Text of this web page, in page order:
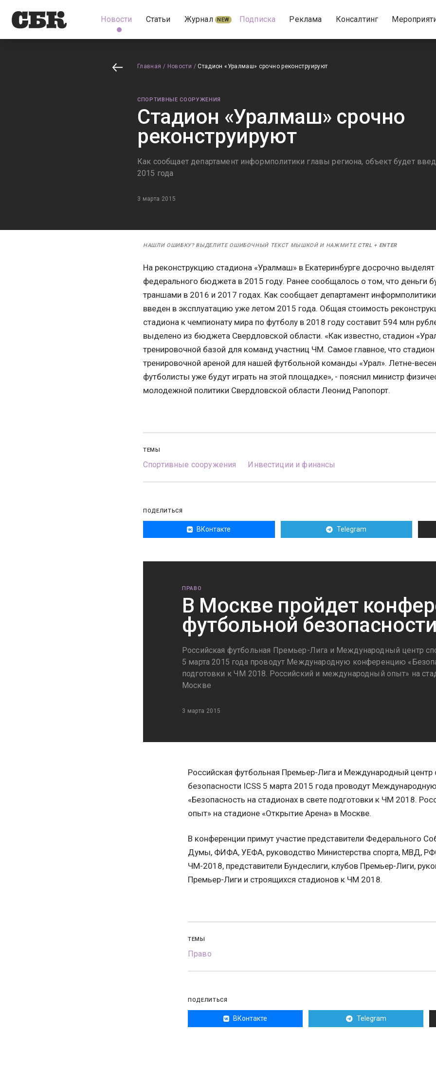
Новости Статьи Журнал NEW Подписка Реклама Консалтинг
Главная / Новости / Стадион «Уралмаш» срочно реконструируют
СПОРТИВНЫЕ СООРУЖЕНИЯ
Стадион «Уралмаш» срочно
реконструируют
Как сообщает департамент информполитики главы региона, объект будет
2015 года
3 марта 2015
НАШЛИ ОШИБКУ? ВЫДЕЛИТЕ ОШИБОЧНЫЙ ТЕКСТ МЫШКОЙ И НАЖМИТЕ CTRL + ENTER
На реконструкцию стадиона «Уралмаш» в Екатеринбурге досрочно
федерального бюджета в 2015 году. Ранее сообщалось о том, что деньги
траншами в 2016 и 2017 годах. Как сообщает департамент
введен в эксплуатацию уже летом 2015 года. Общая стоимость
стадиона к чемпионату мира по футболу в 2018 году составит 594 млн
выделено из бюджета Свердловской области. «Как известно, стадион
тренировочной базой для команд участниц ЧМ. Самое главное, что стадион
тренировочной ареной для нашей футбольной команды «Урал». Летне-
футболисты уже будут играть на этой площадке», - пояснил министр
молодежной политики Свердловской области Леонид Рапопорт.
ТЕМЫ
Спортивные сооружения Инвестиции и финансы
ПОДЕЛИТЬСЯ
ВКонтакте Telegram
ПРАВО
В Москве пройдет
футбольной безопасности
Российская футбольная Премьер-Лига и Международный центр
5 марта 2015 года проводут Международную конференцию
подготовки к ЧМ 2018. Российский и международный опыт» на
Москве
3 марта 2015
Российская футбольная Премьер-Лига и Международный центр
безопасности ICSS 5 марта 2015 года проводут
«Безопасность на стадионах в свете подготовки к ЧМ 2018.
опыт» на стадионе «Открытие Арена» в Москве.
В конференции примут участие представители Федерального
Думы, ФИФА, УЕФА, руководство Министерства спорта, МВД,
ЧМ-2018, представители Бундеслиги, клубов Премьер-Лиги,
Премьер-Лиги и строящихся стадионов к ЧМ 2018.
ТЕМЫ
Право
ПОДЕЛИТЬСЯ
ВКонтакте Telegram